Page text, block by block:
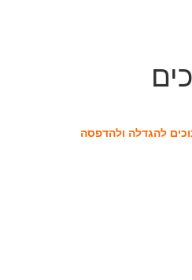
להגדלה ולהדפסה